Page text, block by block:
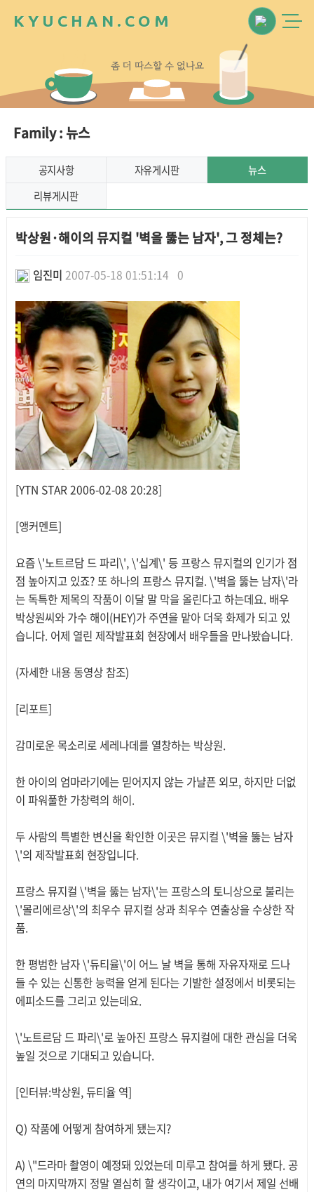
K Y U C H A N . C O M
좀 더 따스할 수 없나요
Family : 뉴스
공지사항 자유게시판
뉴스
리뷰게시판
박상원·해이의 뮤지컬 '벽을 뚫는 남자', 그 정체는?
임진미 2007-05-18 01:51:14 0
본문
[YTN STAR 2006-02-08 20:28]
[앵커멘트]
요즘 \'노트르담 드 파리\', \'십계\' 등 프랑스 뮤지컬의 인기가 점
점 높아지고 있죠? 또 하나의 프랑스 뮤지컬. \'벽을 뚫는 남자\'라
는 독특한 제목의 작품이 이달 말 막을 올린다고 하는데요. 배우
박상원씨와 가수 해이(HEY)가 주연을 맡아 더욱 화제가 되고 있
습니다. 어제 열린 제작발표회 현장에서 배우들을 만나봤습니다.
(자세한 내용 동영상 참조)
[리포트]
감미로운 목소리로 세레나데를 열창하는 박상원.
한 아이의 엄마라기에는 믿어지지 않는 가냘픈 외모, 하지만 더없
이 파워풀한 가창력의 해이.
두 사람의 특별한 변신을 확인한 이곳은 뮤지컬 \'벽을 뚫는 남자
\'의 제작발표회 현장입니다.
프랑스 뮤지컬 \'벽을 뚫는 남자\'는 프랑스의 토니상으로 불리는
\'몰리에르상\'의 최우수 뮤지컬 상과 최우수 연출상을 수상한 작
품.
한 평범한 남자 \'듀티율\'이 어느 날 벽을 통해 자유자재로 드나
들 수 있는 신통한 능력을 얻게 된다는 기발한 설정에서 비롯되는
에피소드를 그리고 있는데요.
\'노트르담 드 파리\'로 높아진 프랑스 뮤지컬에 대한 관심을 더욱
높일 것으로 기대되고 있습니다.
[인터뷰:박상원, 듀티율 역]
Q) 작품에 어떻게 참여하게 됐는지?
A) \"드라마 촬영이 예정돼 있었는데 미루고 참여를 하게 됐다. 공
연의 마지막까지 정말 열심히 할 생각이고, 내가 여기서 제일 선배